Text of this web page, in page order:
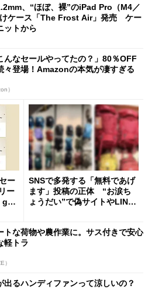
、“ほぼ、裸”のiPad Pro（M4／
ケース「The Frost Air」発売 ケー
ットから
んなセールやってたの？」80％OFF
々登場！Amazonの本気が凄すぎる
）
ー
ー
SNSで多発する「無料であげ
ます」投稿の正体 “お涙ち
ょうだい”で偽サイトやLINE
トな荷物や農作業に。サス付きで安心
軽トラ
）
出るハンディファンって涼しいの？